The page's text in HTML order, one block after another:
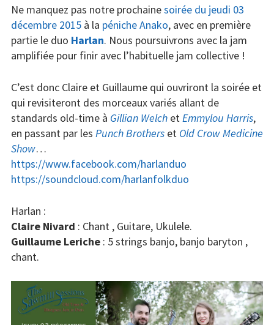
Workshops
Festival &
Concerts
Contact /
Adhésion
Ne manquez pas notre prochainesoirée du jeudi 03
décembre 2015à la péniche Anako, avec en première
partie le duo Harlan. Nous poursuivrons avec la jam
amplifiée pour finir avec l’habituelle jam collective !
C’est donc Claire et Guillaume qui ouvriront la soirée et
qui revisiteront des morceaux variés allant de
standards old-time à Gillian WelchetEmmylou Harris,
en passant par les Punch Brotherset Old Crow Medicine
Show…
https://www.facebook.com/harlanduo
https://soundcloud.com/harlanfolkduo
Harlan :
Claire Nivard : Chant , Guitare, Ukulele.
Guillaume Leriche: 5 strings banjo, banjo baryton ,
chant.